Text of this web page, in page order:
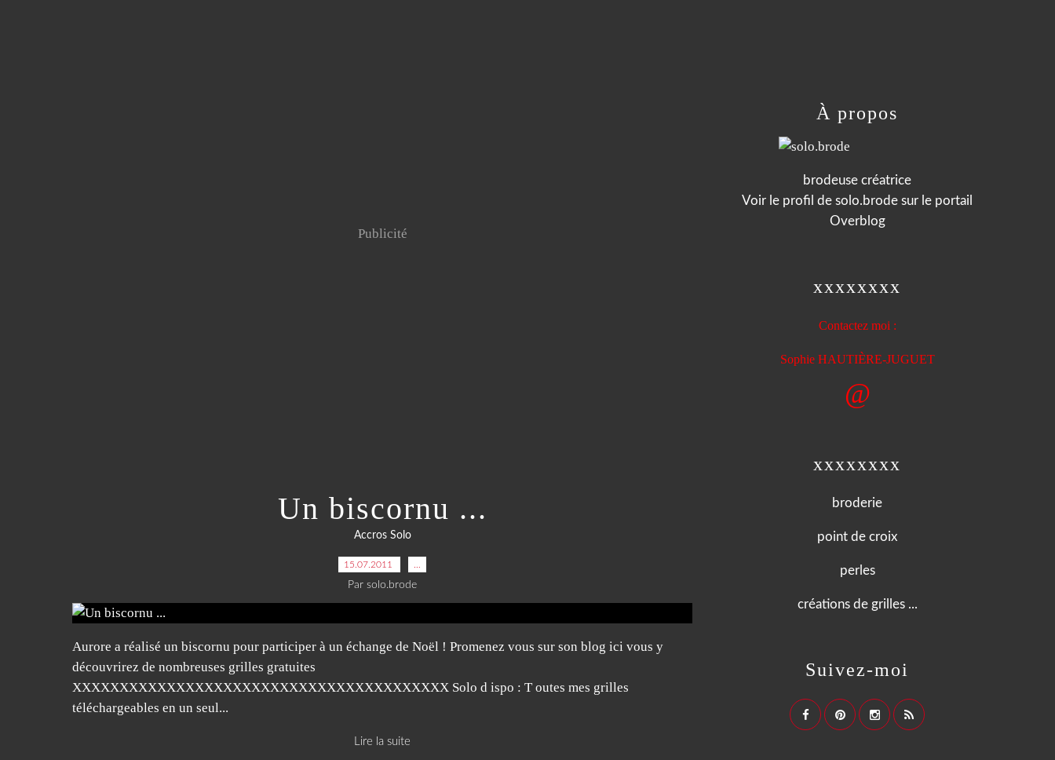
Publicité
Un biscornu ...
Accros Solo
15.07.2011
Par solo.brode
Aurore a réalisé un biscornu pour participer à un échange de Noël ! Promenez vous sur son blog ici vous y
découvrirez de nombreuses grilles gratuites
XXXXXXXXXXXXXXXXXXXXXXXXXXXXXXXXXXXXXXXX Solo d ispo : T outes mes grilles
téléchargeables en un seul...
Lire la suite
Suivez-moi
À propos
brodeuse créatrice
Voir le profil de solo.brode sur le portail
Overblog
xxxxxxxx
Contactez moi :
Sophie HAUTIÈRE-JUGUET
@
xxxxxxxx
broderie
point de croix
perles
créations de grilles ...